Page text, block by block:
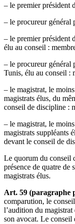
– le premier président
– le procureur général
– le premier président
élu au conseil :
– le procureur général
Tunis, élu au conseil :
– le magistrat, le
magistrats élus, du
conseil de discipline :
– le magistrat, le
magistrats suppléants
devant le conseil de
Le quorum du conseil
présence de quatre de
magistrats élus.
Art. 59 (paragraphe
comparution, le
l’audition du
son avocat. Le conseil